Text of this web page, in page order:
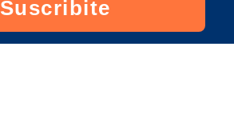
Suscribite